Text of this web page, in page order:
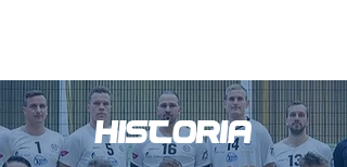
HISTORIA